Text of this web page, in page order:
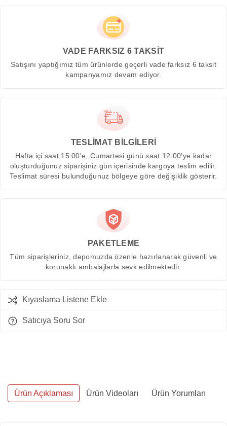
VADE FARKSIZ 6 TAKSİT
Satışını yaptığımız tüm ürünlerde geçerli vade farksız 6 taksit
kampanyamız devam ediyor.
TESLİMAT BİLGİLERİ
Hafta içi saat 15:00'e, Cumartesi günü saat 12:00'ye kadar
oluşturduğunuz siparişiniz gün içerisinde kargoya teslim edilir.
Teslimat süresi bulunduğunuz bölgeye göre değişiklik gösterir.
PAKETLEME
Tüm siparişleriniz, depomuzda özenle hazırlanarak güvenli ve
korunaklı ambalajlarla sevk edilmektedir.
Kıyaslama Listene Ekle
Satıcıya Soru Sor
Ürün Açıklaması Ürün Videoları Ürün Yorumları